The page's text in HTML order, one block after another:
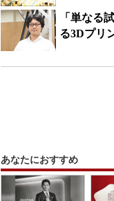
「単なる
る3Dプリ
あなたにおすすめ